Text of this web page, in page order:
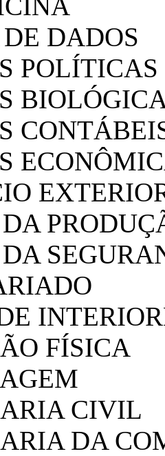
DADOS
POLÍTICAS
FÍSICA
CIVIL
DA